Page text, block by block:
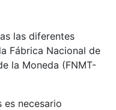
las diferentes
Fábrica Nacional de
la Moneda (FNMT-
necesario